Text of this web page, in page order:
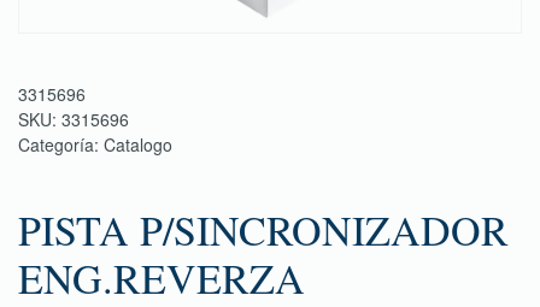
3315696
SKU: 3315696
Categoría: Catalogo
PISTA P/SINCRONIZADOR
ENG.REVERZA